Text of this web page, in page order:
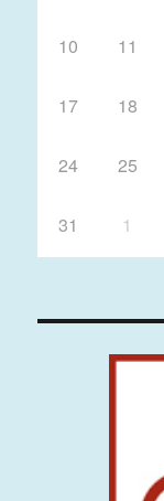
10 11
17 18
24 25
31 1